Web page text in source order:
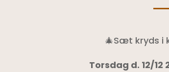
🎄Sæt kryds i
Torsdag d. 12/12